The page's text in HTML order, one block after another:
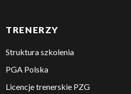
TRENERZY
Struktura szkolenia
PGA Polska
Licencje trenerskie PZG